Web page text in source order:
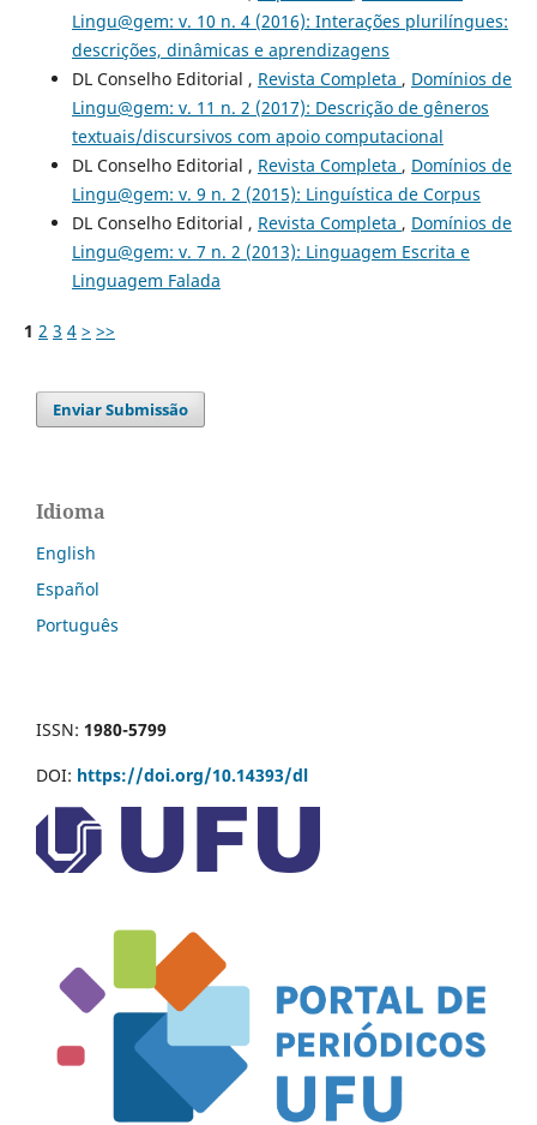
Lingu@gem: v. 10 n. 4 (2016): Interações plurilíngues:
descrições, dinâmicas e aprendizagens
DL Conselho Editorial , Revista Completa , Domínios de
Lingu@gem: v. 11 n. 2 (2017): Descrição de gêneros
textuais/discursivos com apoio computacional
DL Conselho Editorial , Revista Completa , Domínios de
Lingu@gem: v. 9 n. 2 (2015): Linguística de Corpus
DL Conselho Editorial , Revista Completa , Domínios de
Lingu@gem: v. 7 n. 2 (2013): Linguagem Escrita e
Linguagem Falada
1 2 3 4 > >>
Enviar Submissão
Idioma
English
Español
Português
ISSN: 1980-5799
DOI: https://doi.org/10.14393/dl